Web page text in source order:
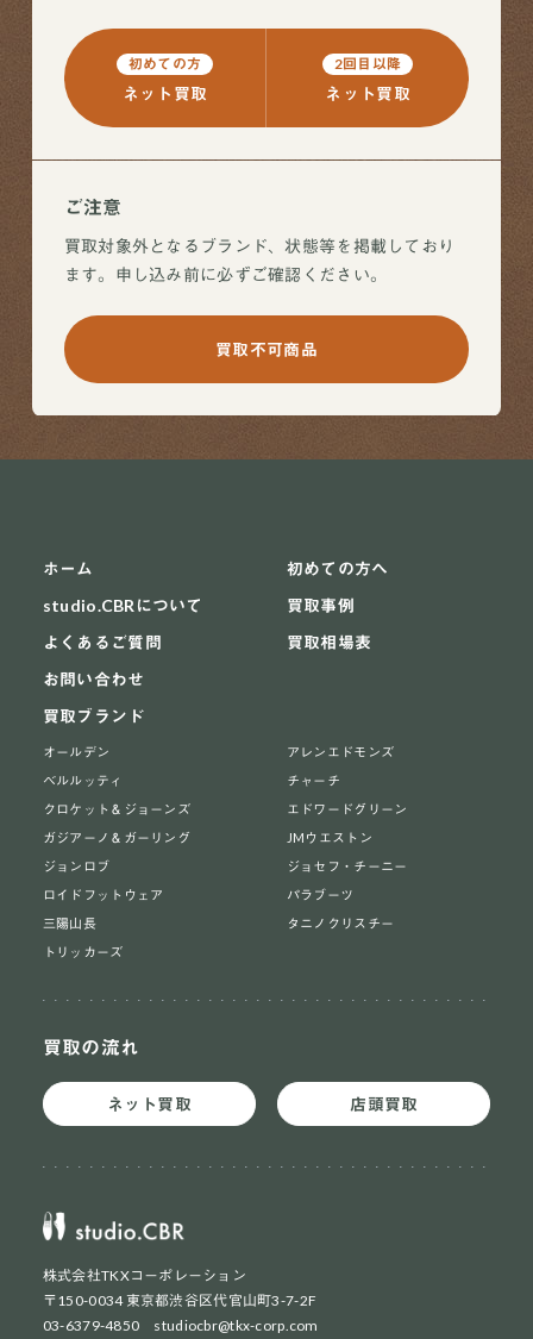
初めての方
ネット買取
2回目以降
ネット買取
ご注意
買取対象外となるブランド、状態等を掲載しており
ます。申し込み前に必ずご確認ください。
買取不可商品
ホーム
studio.CBRについて
よくあるご質問
お問い合わせ
初めての方へ
買取事例
買取相場表
買取ブランド
オールデン
アレンエドモンズ
ベルルッティ
チャーチ
クロケット＆ジョーンズ
エドワードグリーン
ガジアーノ＆ガーリング
JMウエストン
ジョンロブ
ジョセフ・チーニー
ロイドフットウェア
パラブーツ
三陽山長
タニノクリスチー
トリッカーズ
株式会社TKXコーポレーション
〒150-0034 東京都渋谷区代官山町3-7-2F
03-6379-4850 studiocbr@tkx-corp.com
買取の流れ
ネット買取 店頭買取